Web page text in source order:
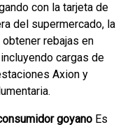
con la tarjeta de
del supermercado, la
rebajas en
cargas de
Axion y
goyano Es